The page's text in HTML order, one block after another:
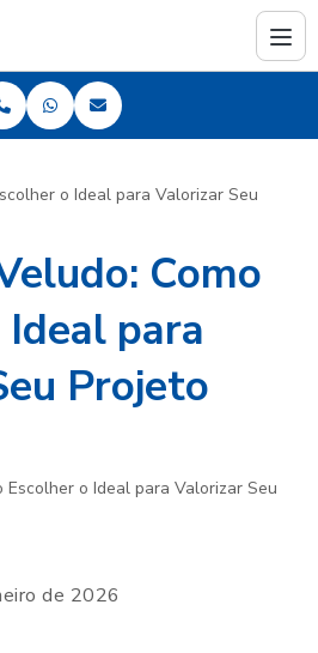
o Ideal para Valorizar Seu
Como
para
Projeto
de 2026